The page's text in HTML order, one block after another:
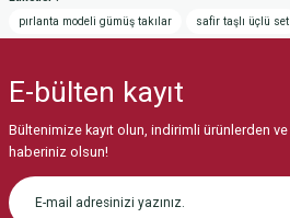
iletebilirsiniz.
Görüş ve önerileriniz için teşekkür ederiz.
Ürün resmi kalitesiz, bozuk veya
Ürün açıklamasında eksik bilgiler
Ürün bilgilerinde hatalar bulunuyor.
pırlanta modeli gümüş takılar
safir taşlı üçlü set
E-bülten kayıt
Bültenimize kayıt olun, indirimli ürünlerden
haberiniz olsun!